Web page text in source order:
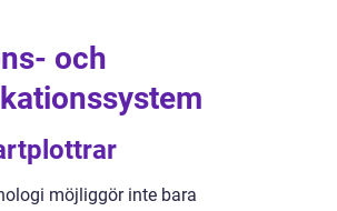
och
möjliggör inte bara